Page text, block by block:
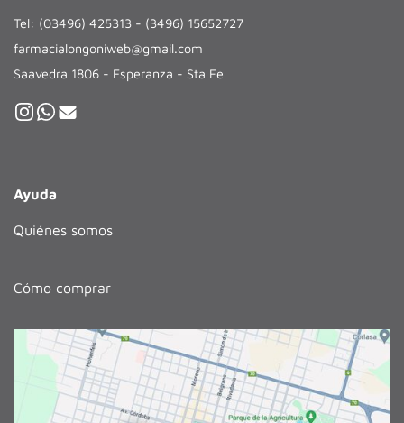
Tel: (03496) 425313 - (3496) 15652727
farmacialongoniweb@gmail.com
Saavedra 1806 - Esperanza - Sta Fe
Ayuda
Quiénes somos
Cómo comprar